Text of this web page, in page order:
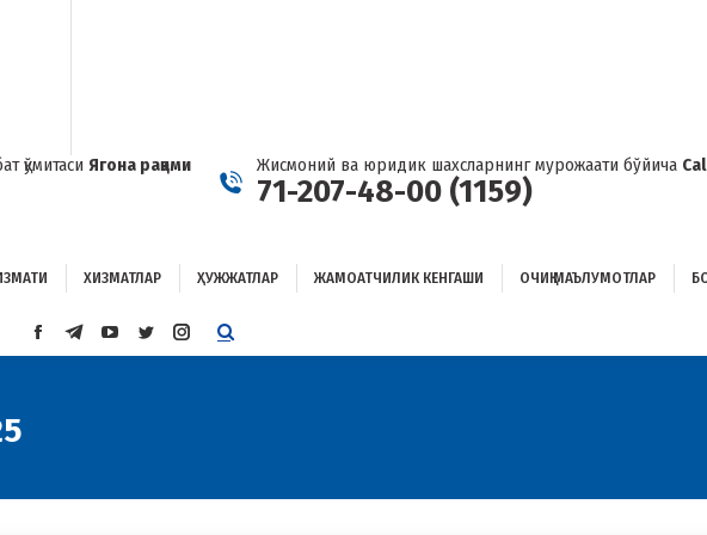
қўмитаси Ягона рақами Жисмоний ва юридик шахсларнинг мурожаати бўйича
71-207-48-00 (1159)
ХИЗМАТЛАР ҲУЖЖАТЛАР ЖАМОАТЧИЛИК КЕНГАШИ ОЧИҚ МАЪЛУМОТЛАР
FACEBOOKTELEGRAM
YOUTUBE
TWITTERINSTAGRAM